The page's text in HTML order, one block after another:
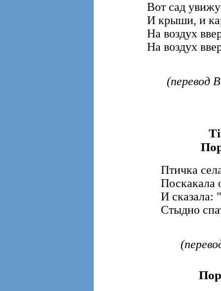
Вот сад
И крыши, и
На воздух
На воздух
(перевод
Птичка
Поскакала
И сказала:
Стыдно